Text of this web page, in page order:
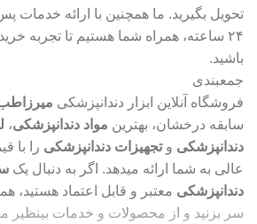
تحویل بگیرید. ما همچنین با ارائه خدمات
۲۴ ساعته، همراه شما هستیم تا تجربه
باشید.
جمعبندی
فروشگاه آنلاین ابزار دندانپزشکی
سابقه درخشان، بهترین مواد دندانپزشکی،
دندانپزشکی وتجهیزات دندانپزشکی را با
عالی به شما ارائه میدهد. اگر به دنبال یک
دندانپزشکی معتبر و قابل اعتماد هستید،
سر بزنید و از محصولات و خدمات بینظیر